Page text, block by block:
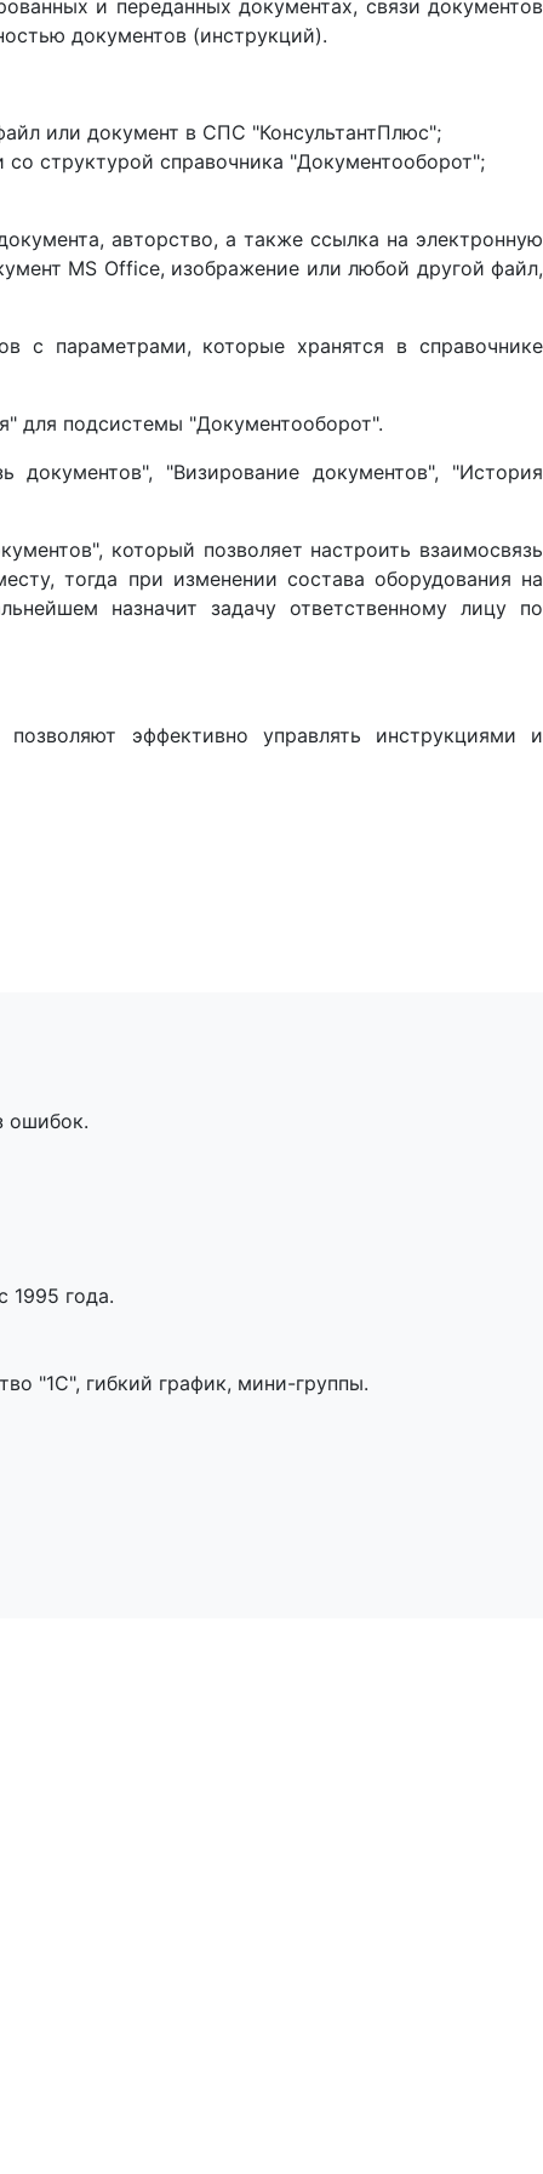
и переданных документах, связи документов
документов (инструкций).
или документ в СПС "КонсультантПлюс";
структурой справочника "Документооборот";
авторство, а также ссылка на электронную
MS Office, изображение или любой другой файл,
с параметрами, которые хранятся в справочнике
для подсистемы "Документооборот".
документов", "Визирование документов", "История
который позволяет настроить взаимосвязь
тогда при изменении состава оборудования на
назначит задачу ответственному лицу по
эффективно управлять инструкциями и
ошибок.
1995 года.
"1С", гибкий график, мини-группы.